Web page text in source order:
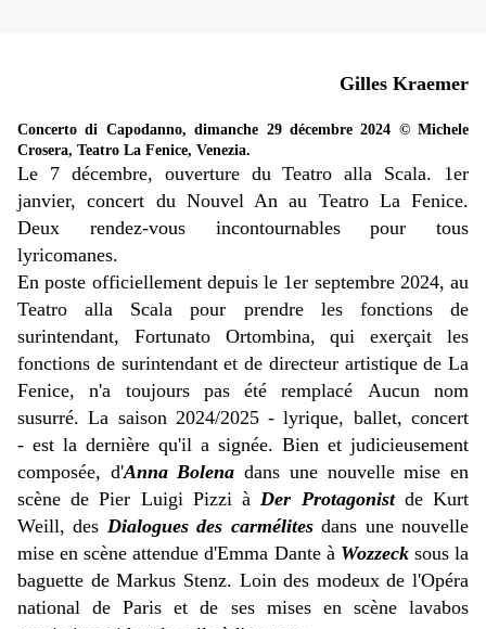
Gilles Kraemer
Concerto di Capodanno, dimanche 29 décembre 2024 © Michele
Crosera, Teatro La Fenice, Venezia.
Le 7 décembre, ouverture du Teatro alla Scala. 1er
janvier, concert du Nouvel An au Teatro La Fenice.
Deux rendez-vous incontournables pour tous
lyricomanes.
En poste officiellement depuis le 1er septembre 2024, au
Teatro alla Scala pour prendre les fonctions de
surintendant, Fortunato Ortombina, qui exerçait les
fonctions de surintendant et de directeur artistique de La
Fenice, n'a toujours pas été remplacé Aucun nom
susurré. La saison 2024/2025 - lyrique, ballet, concert
- est la dernière qu'il a signée. Bien et judicieusement
composée, d'Anna Bolena dans une nouvelle mise en
scène de Pier Luigi Pizzi àDer Protagonistde Kurt
Weill, des Dialogues des carmélitesdans une nouvelle
mise en scène attendue d'Emma Dante à Wozzeck sous la
baguette de Markus Stenz. Loin des modeux de l'Opéra
national de Paris et de ses mises en scène lavabos